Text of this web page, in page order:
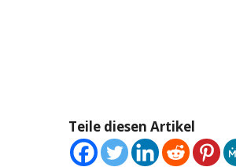
Teile diesen Artikel